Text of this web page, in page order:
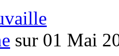
sur 01 Mai